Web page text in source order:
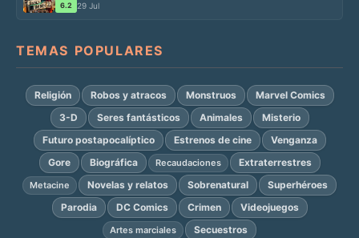
6.2 29 Jul
TEMAS POPULARES
Religión Robos y atracos Monstruos
Marvel Comics
3-D
Seres fantásticos Animales
Misterio
Futuro postapocalíptico
Estrenos de cine
Venganza
Gore
Biográfica Recaudaciones Extraterrestres
Metacine Novelas y relatos Sobrenatural
Superhéroes
Parodia
DC Comics Crimen Videojuegos
Artes marciales Secuestros